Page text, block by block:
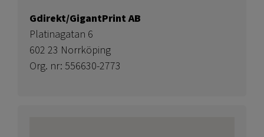
Gdirekt/GigantPrint AB
Platinagatan 6
602 23 Norrköping
Org. nr: 556630-2773